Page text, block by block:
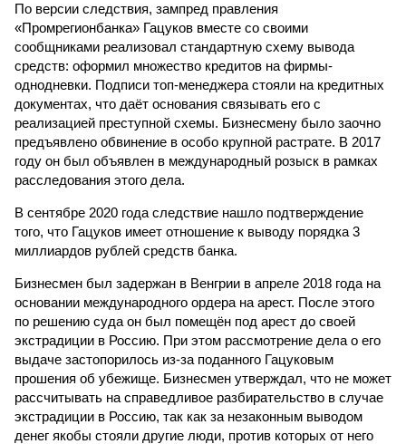
По версии следствия, зампред правления
«Промрегионбанка» Гацуков вместе со своими
сообщниками реализовал стандартную схему вывода
средств: оформил множество кредитов на фирмы-
однодневки. Подписи топ-менеджера стояли на кредитных
документах, что даёт основания связывать его с
реализацией преступной схемы. Бизнесмену было заочно
предъявлено обвинение в особо крупной растрате. В 2017
году он был объявлен в международный розыск в рамках
расследования этого дела.
В сентябре 2020 года следствие нашло подтверждение
того, что Гацуков имеет отношение к выводу порядка 3
миллиардов рублей средств банка.
Бизнесмен был задержан в Венгрии в апреле 2018 года на
основании международного ордера на арест. После этого
по решению суда он был помещён под арест до своей
экстрадиции в Россию. При этом рассмотрение дела о его
выдаче застопорилось из-за поданного Гацуковым
прошения об убежище. Бизнесмен утверждал, что не может
рассчитывать на справедливое разбирательство в случае
экстрадиции в Россию, так как за незаконным выводом
денег якобы стояли другие люди, против которых от него